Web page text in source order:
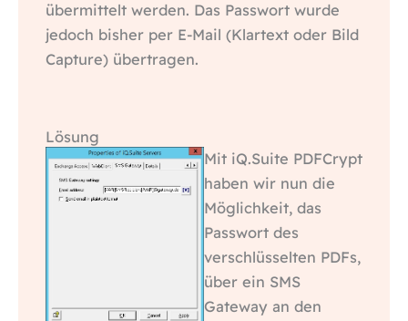
übermittelt werden. Das Passwort wurde
jedoch bisher per E-Mail (Klartext oder Bild
Capture) übertragen.
Lösung
Mit iQ.Suite PDFCrypt
haben wir nun die
Möglichkeit, das
Passwort des
verschlüsselten PDFs,
über ein SMS
Gateway an den